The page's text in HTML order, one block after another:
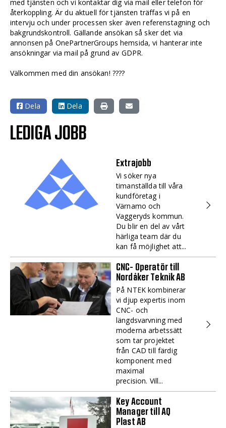
med tjänsten och vi kontaktar dig via mail eller telefon för
återkoppling. Är du aktuell för tjänsten träffas vi på en
intervju och under processen sker även referenstagning och
bakgrundskontroll. Gällande ansökan så sker det via
annonsen på OnePartnerGroups hemsida, vi hanterar inte
ansökningar via mail på grund av GDPR.
Välkommen med din ansökan! ????
Dela Dela
LEDIGA JOBB
Extrajobb
Vi söker nya
timanställda till våra
kundföretag i
Värnamo och
Vaggeryds kommun.
Du blir en del av vårt
härliga team där du
kan få möjlighet att...
CNC- Operatör till
Nordåker Teknik AB
På NTEK kombinerar
vi djup expertis inom
CNC- och
längdsvarvning med
moderna arbetssätt
som tar projektet
från CAD till färdig
komponent med
maximal
precision. Vill...
Key Account
Manager till AQ
Plast AB